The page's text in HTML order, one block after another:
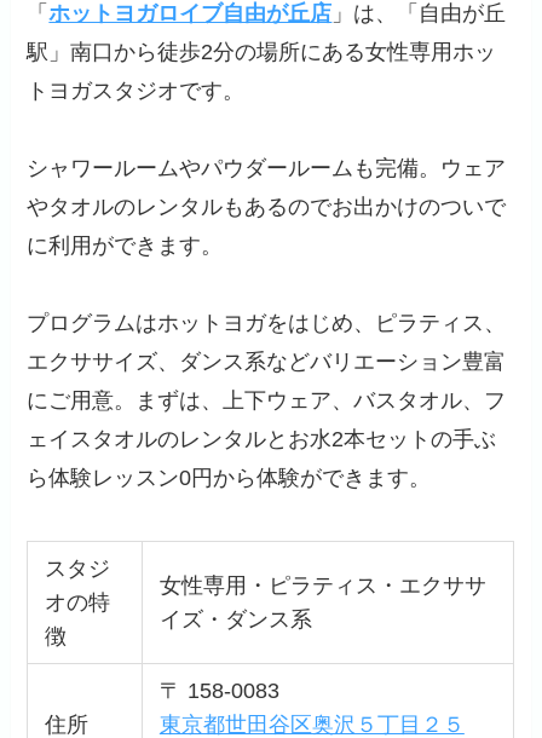
「ホットヨガロイブ自由が丘店 」は、「自由が丘
駅」南口から徒歩2分の場所にある女性専用ホッ
トヨガスタジオです。
シャワールームやパウダールームも完備。ウェア
やタオルのレンタルもあるのでお出かけのついで
に利用ができます。
プログラムはホットヨガをはじめ、ピラティス、
エクササイズ、ダンス系などバリエーション豊富
にご用意。まずは、上下ウェア、バスタオル、フ
ェイスタオルのレンタルとお水2本セットの手ぶ
ら体験レッスン0円から体験ができます。
スタジ
オの特
徴
女性専用・ピラティス・エクササ
イズ・ダンス系
住所
〒 158-0083
東京都世田谷区奥沢５丁目２５